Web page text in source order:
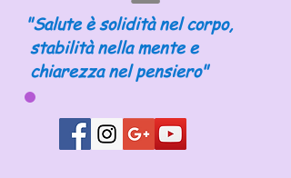
"Salute è solidità nel corpo,
stabilità nella mente e
chiarezza nel pensiero"